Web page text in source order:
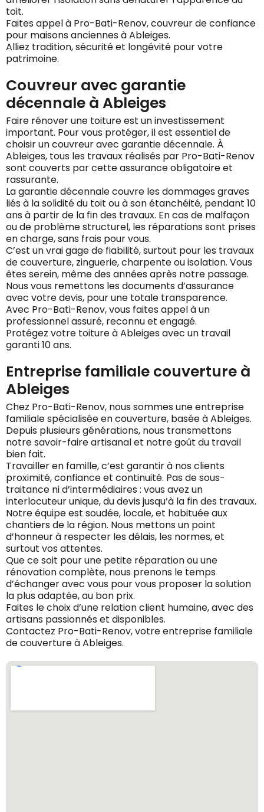
toit.
Faites appel à Pro-Bati-Renov, couvreur de confiance
pour maisons anciennes à Ableiges.
Alliez tradition, sécurité et longévité pour votre
patrimoine.
Couvreur avec garantie
décennale à Ableiges
Faire rénover une toiture est un investissement
important. Pour vous protéger, il est essentiel de
choisir un couvreur avec garantie décennale. À
Ableiges, tous les travaux réalisés par Pro-Bati-Renov
sont couverts par cette assurance obligatoire et
rassurante.
La garantie décennale couvre les dommages graves
liés à la solidité du toit ou à son étanchéité, pendant 10
ans à partir de la fin des travaux. En cas de malfaçon
ou de problème structurel, les réparations sont prises
en charge, sans frais pour vous.
C’est un vrai gage de fiabilité, surtout pour les travaux
de couverture, zinguerie, charpente ou isolation. Vous
êtes serein, même des années après notre passage.
Nous vous remettons les documents d’assurance
avec votre devis, pour une totale transparence.
Avec Pro-Bati-Renov, vous faites appel à un
professionnel assuré, reconnu et engagé.
Protégez votre toiture à Ableiges avec un travail
garanti 10 ans.
Entreprise familiale couverture à
Ableiges
Chez Pro-Bati-Renov, nous sommes une entreprise
familiale spécialisée en couverture, basée à Ableiges.
Depuis plusieurs générations, nous transmettons
notre savoir-faire artisanal et notre goût du travail
bien fait.
Travailler en famille, c’est garantir à nos clients
proximité, confiance et continuité. Pas de sous-
traitance ni d’intermédiaires : vous avez un
interlocuteur unique, du devis jusqu’à la fin des travaux.
Notre équipe est soudée, locale, et habituée aux
chantiers de la région. Nous mettons un point
d’honneur à respecter les délais, les normes, et
surtout vos attentes.
Que ce soit pour une petite réparation ou une
rénovation complète, nous prenons le temps
d’échanger avec vous pour vous proposer la solution
la plus adaptée, au bon prix.
Faites le choix d’une relation client humaine, avec des
artisans passionnés et disponibles.
Contactez Pro-Bati-Renov, votre entreprise familiale
de couverture à Ableiges.